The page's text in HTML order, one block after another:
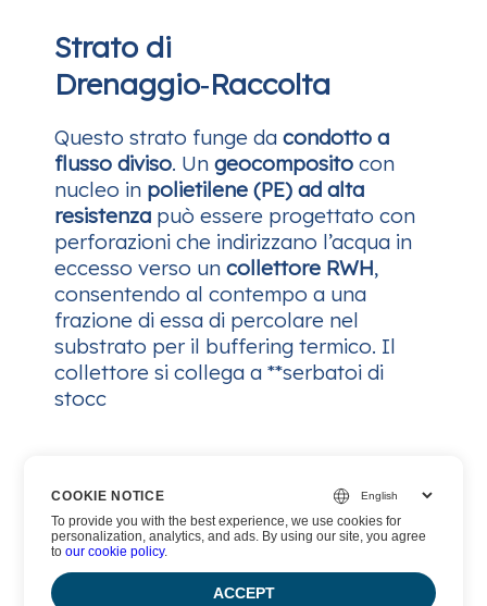
Strato di
Drenaggio‑Raccolta
Questo strato funge da condotto a
flusso diviso. Un geocomposito con
nucleo in polietilene (PE) ad alta
resistenza può essere progettato con
perforazioni che indirizzano l’acqua in
eccesso verso un collettore RWH,
consentendo al contempo a una
frazione di essa di percolare nel
substrato per il buffering termico. Il
collettore si collega a **serbatoi di
stocc
Informativa sulla privacy
COOKIE NOTICE
To provide you with the best experience, we use cookies for
personalization, analytics, and ads. By using our site, you agree
toour cookie policy.
ACCEPT